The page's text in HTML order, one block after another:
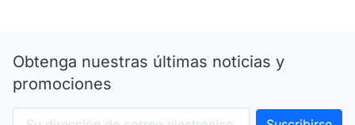
Obtenga nuestras últimas noticias y
promociones